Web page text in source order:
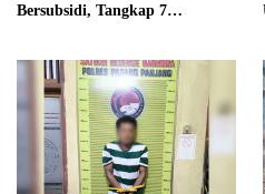
Bersubsidi, Tangkap 7